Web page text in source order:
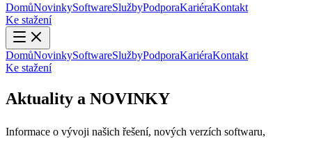
DomůNovinkySoftwareSlužbyPodporaKariéraKontakt
Ke stažení
DomůNovinkySoftwareSlužbyPodporaKariéraKontakt
Ke stažení
Aktuality a NOVINKY
Informace o vývoji našich řešení, nových verzích softwaru,